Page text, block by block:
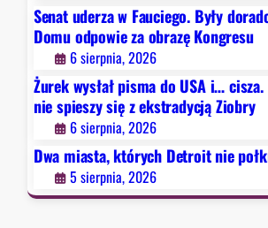
Senat uderza w Fauciego. Były
Domu odpowie za obrazę Kongresu
6 sierpnia, 2026
Żurek wysłał pisma do USA i…
nie spieszy się z ekstradycją Ziobry
6 sierpnia, 2026
Dwa miasta, których Detroit nie
5 sierpnia, 2026